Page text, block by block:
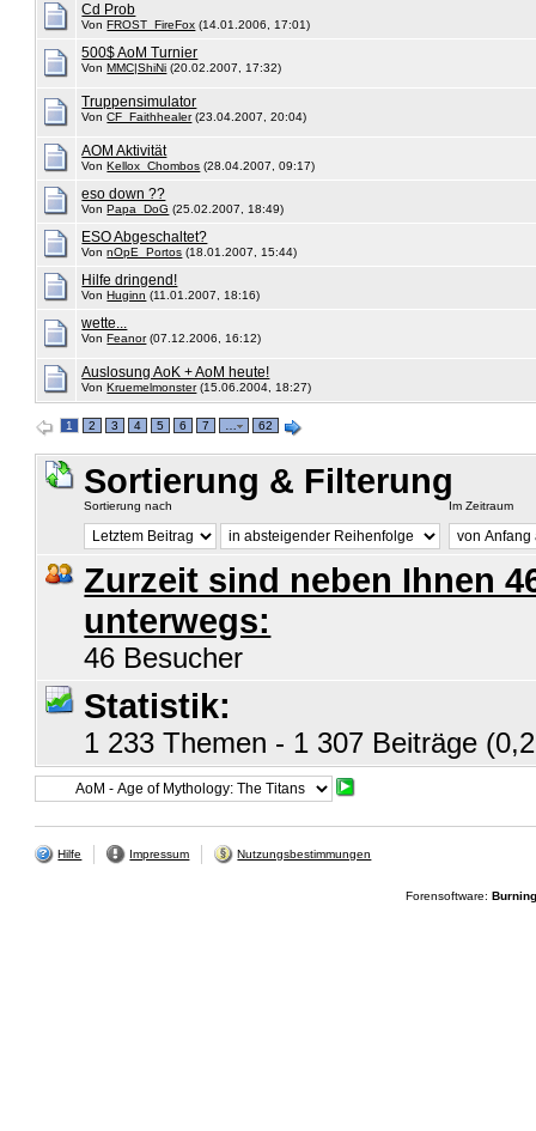
Cd Prob
VonFROST_FireFox (14.01.2006, 17:01)
500$ AoM Turnier
VonMMC|ShiNi (20.02.2007, 17:32)
Truppensimulator
VonCF_Faithhealer(23.04.2007, 20:04)
AOM Aktivität
VonKellox_Chombos (28.04.2007, 09:17)
eso down ??
VonPapa_DoG (25.02.2007, 18:49)
ESO Abgeschaltet?
VonnOpE_Portos (18.01.2007, 15:44)
Hilfe dringend!
VonHuginn (11.01.2007, 18:16)
wette...
VonFeanor(07.12.2006, 16:12)
Auslosung AoK + AoM heute!
VonKruemelmonster(15.06.2004, 18:27)
1 2 3 4 5 6 7 … 62
Sortierung & Filterung
Sortierung nach Im Zeitraum
Zurzeit sind neben Ihnen
unterwegs:
46 Besucher
Statistik:
1 233 Themen - 1 307 Beiträge
Hilfe Impressum Nutzungsbestimmungen
Forensoftware: